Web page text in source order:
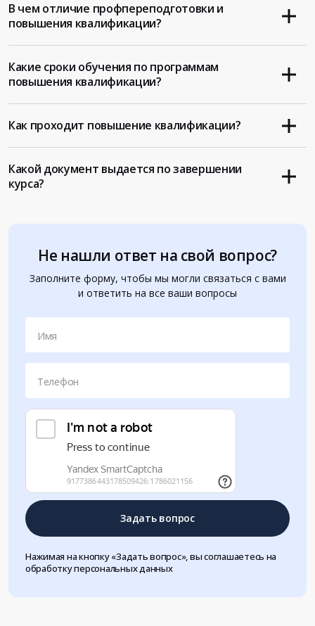
Не нашли ответ на свой вопрос?
Заполните форму, чтобы мы могли связаться с вами
и ответить на все ваши вопросы
Имя
Телефон
Задать вопрос
Нажимая на кнопку «Задать вопрос», вы соглашаетесь на
обработку персональных данных
В чем отличие профпереподготовки и
повышения квалификации?
Какие сроки обучения по программам
повышения квалификации?
Как проходит повышение квалификации?
Какой документ выдается по завершении
курса?